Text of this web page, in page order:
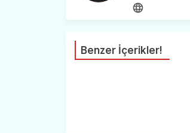
Benzer İçerikler!